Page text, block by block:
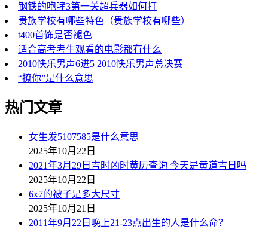
钢铁的咆哮3第一关超兵器如何打
贵族学校有哪些特色（贵族学校有哪些）
t400首饰是否褪色
适合高考考生观看的电影都有什么
2010快乐男声6进5 2010快乐男声总决赛
“撩你”是什么意思
热门文章
女生发5107585是什么意思
2025年10月22日
2021年3月29日吉时凶时黄历查询 今天是黄道吉日吗
2025年10月22日
6x7的被子是多大尺寸
2025年10月21日
2011年9月22日晚上21-23点出生的人是什么命？